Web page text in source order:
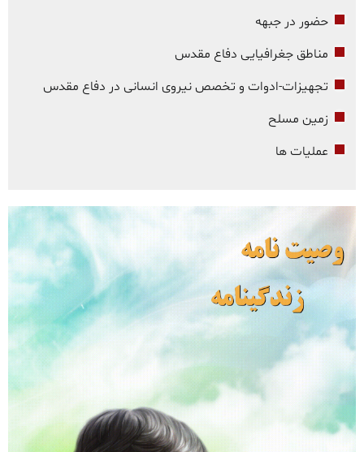
حضور در جبهه
مناطق جغرافیایی دفاع مقدس
تجهیزات-ادوات و تخصص نیروی انسانی در دفاع مقدس
زمین مسلح
عملیات ها